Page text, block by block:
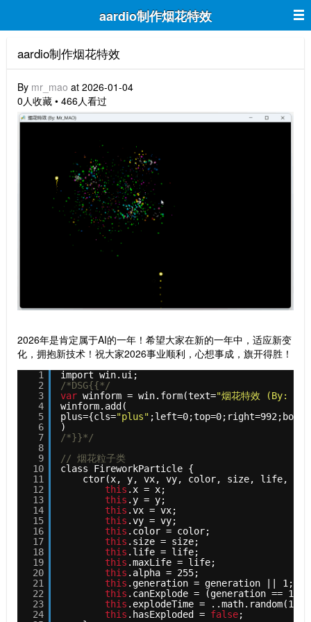
aardio制作烟花特效
aardio制作烟花特效
By mr_mao at 2026-01-04
0人收藏 • 466人看过
2026年是肯定属于AI的一年！希望大家在新的一年中，适应新变
化，拥抱新技术！祝大家2026事业顺利，心想事成，旗开得胜！
1
2
3
4
5
6
7
8
9
10
11
12
13
14
15
16
17
18
19
20
21
22
23
24
import win.ui;
/*DSG{{*/
var winform = win.form(text="烟花特效 (By:
winform.add(
plus={cls="plus"
)
/*}}*/
// 烟花粒子类
class FireworkParticle {
ctor(x, y, vx, vy, color, size, life,
this .x = x;
this .y = y;
this .vx = vx;
this .vy = vy;
this .color = color;
this .size = size;
this .life = life;
this .maxLife = life;
this .alpha = 255;
this .generation = generation || 1;
this .canExplode = (generation ==
this .explodeTime =
this .hasExploded = false;